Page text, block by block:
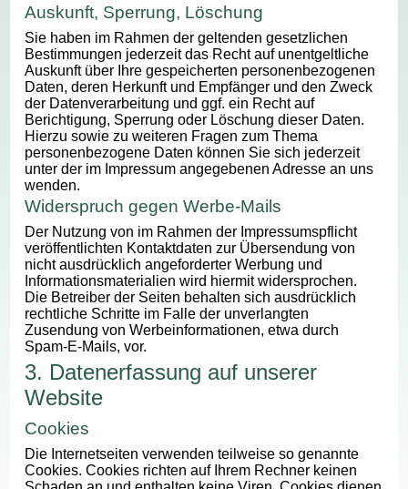
Auskunft, Sperrung, Löschung
Sie haben im Rahmen der geltenden gesetzlichen
Bestimmungen jederzeit das Recht auf unentgeltliche
Auskunft über Ihre gespeicherten personenbezogenen
Daten, deren Herkunft und Empfänger und den Zweck
der Datenverarbeitung und ggf. ein Recht auf
Berichtigung, Sperrung oder Löschung dieser Daten.
Hierzu sowie zu weiteren Fragen zum Thema
personenbezogene Daten können Sie sich jederzeit
unter der im Impressum angegebenen Adresse an uns
wenden.
Widerspruch gegen Werbe-Mails
Der Nutzung von im Rahmen der Impressumspflicht
veröffentlichten Kontaktdaten zur Übersendung von
nicht ausdrücklich angeforderter Werbung und
Informationsmaterialien wird hiermit widersprochen.
Die Betreiber der Seiten behalten sich ausdrücklich
rechtliche Schritte im Falle der unverlangten
Zusendung von Werbeinformationen, etwa durch
Spam-E-Mails, vor.
3. Datenerfassung auf unserer
Website
Cookies
Die Internetseiten verwenden teilweise so genannte
Cookies. Cookies richten auf Ihrem Rechner keinen